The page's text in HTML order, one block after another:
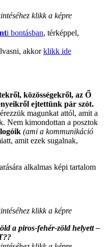
klikk a képre
i bontásban, térképpel,
akkorklikk ide
közösségekről, az Ő
ejtettünk pár szót.
magunkat attól, amit a
Nem kimondottan a posztok
logóik (ami a kommunikáció
amit ezek sugalnak,
alkalmas képi tartalom
klikk a képre
a piros-fehér-zöld helyett –